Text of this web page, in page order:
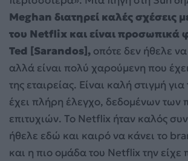
Meghan διατηρεί καλές σχέσεις
του Netflix και είναι προσωπικά
Ted [Sarandos], οπότε δεν ήθελε
αλλά είναι πολύ χαρούμενη που
της εταιρείας. Είναι καλή στιγμή
έχει πλήρη έλεγχο, δεδομένων
επιτυχιών. Το Netflix ήταν καλός
ήθελε εδώ και καιρό να κάνει το
και η πιο ομάδα του Netflix την είχε